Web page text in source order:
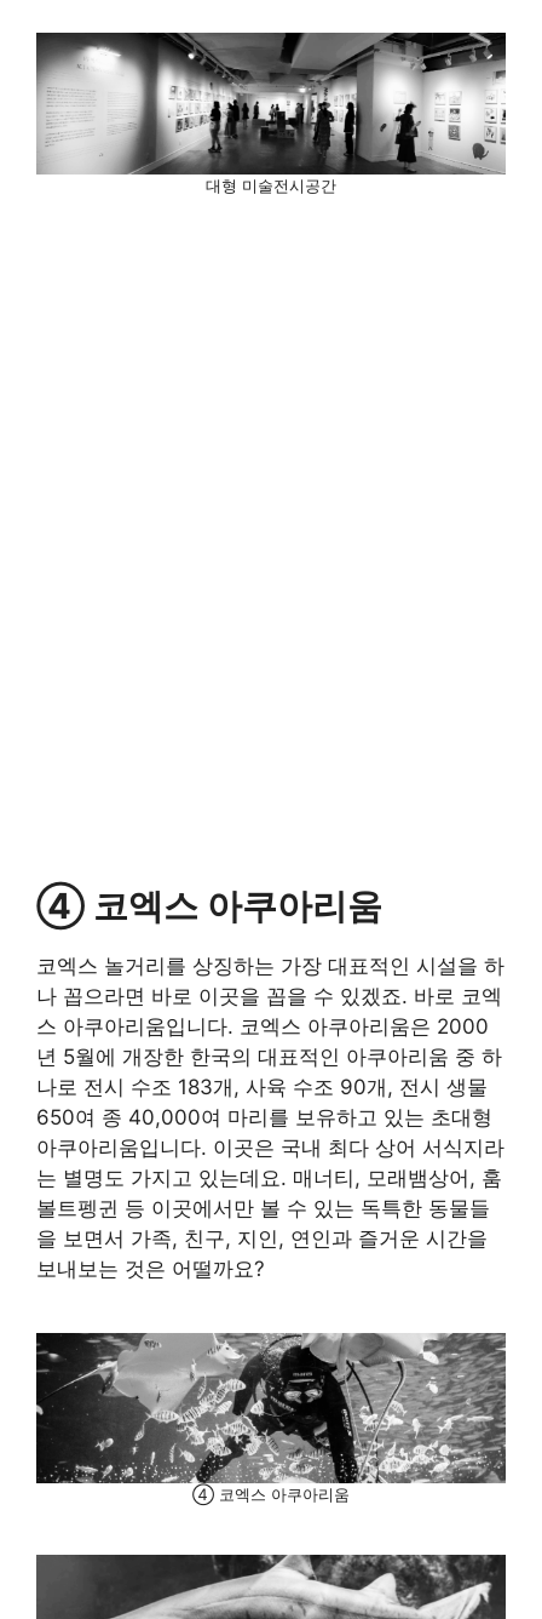
대형 미술전시공간
④ 코엑스 아쿠아리움
코엑스 놀거리를 상징하는 가장 대표적인 시설을 하
나 꼽으라면 바로 이곳을 꼽을 수 있겠죠. 바로 코엑
스 아쿠아리움입니다. 코엑스 아쿠아리움은 2000
년 5월에 개장한 한국의 대표적인 아쿠아리움 중 하
나로 전시 수조 183개, 사육 수조 90개, 전시 생물
650여 종 40,000여 마리를 보유하고 있는 초대형
아쿠아리움입니다. 이곳은 국내 최다 상어 서식지라
는 별명도 가지고 있는데요. 매너티, 모래뱀상어, 훔
볼트펭귄 등 이곳에서만 볼 수 있는 독특한 동물들
을 보면서 가족, 친구, 지인, 연인과 즐거운 시간을
보내보는 것은 어떨까요?
④ 코엑스 아쿠아리움